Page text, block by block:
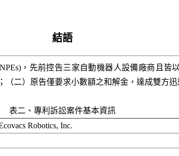
結語
，先前控告三家自動機器人設備廠商且皆
（二）原告僅要求小數額之和解金，達成雙方
表二、專利訴訟案件基本資訊
Robotics, Inc.